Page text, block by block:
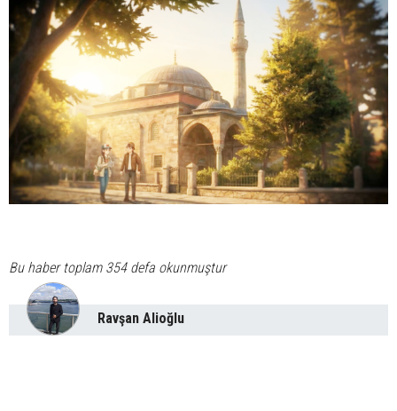
Bu haber toplam 354 defa okunmuştur
Ravşan Alioğlu